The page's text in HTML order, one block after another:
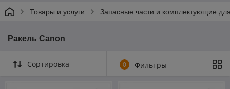
Товары и услуги Запасные части и комплектующие
Ракель Canon
Сортировка 0 Фильтры